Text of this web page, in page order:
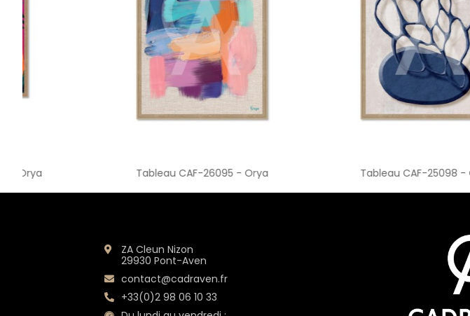
Tableau CAF-26095 - Orya Tableau CAF-25098 - Orya
ZA Cleun Nizon
29930 Pont-Aven
contact@cadraven.fr
+33(0)2 98 06 10 33